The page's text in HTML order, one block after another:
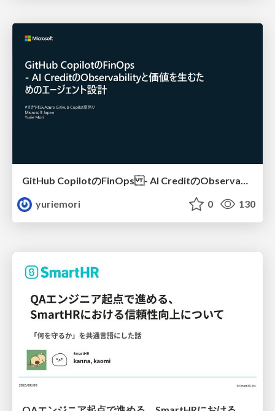
GitHub CopilotのFinOps - AI CreditのObservabilityと価値を生むためのエージェント設計
yuriemori
0 130